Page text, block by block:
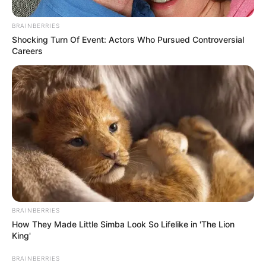
presentados como dictámenes técnicos sin que sus
BRAINBERRIES
Shocking Turn Of Event: Actors Who Pursued Controversial
Careers
BRAINBERRIES
How They Made Little Simba Look So Lifelike in 'The Lion
King'
BRAINBERRIES